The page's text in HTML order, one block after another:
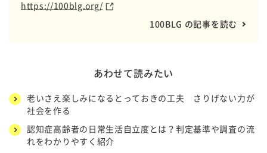
https://100blg.org/
100BLG の記事を読む
あわせて読みたい
老いさえ楽しみになるとっておきの工夫 さりげない力が
社会を作る
認知症高齢者の日常生活自立度とは？判定基準や調査の流
れをわかりやすく紹介